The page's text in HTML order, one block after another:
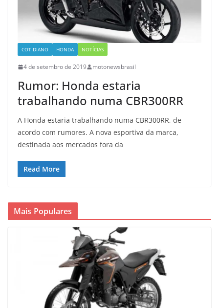
COTIDIANO HONDA NOTÍCIAS
4 de setembro de 2019 motonewsbrasil
Rumor: Honda estaria
trabalhando numa CBR300RR
A Honda estaria trabalhando numa CBR300RR, de
acordo com rumores. A nova esportiva da marca,
destinada aos mercados fora da
Read More
Mais Populares